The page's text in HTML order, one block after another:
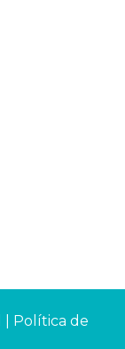
Política de